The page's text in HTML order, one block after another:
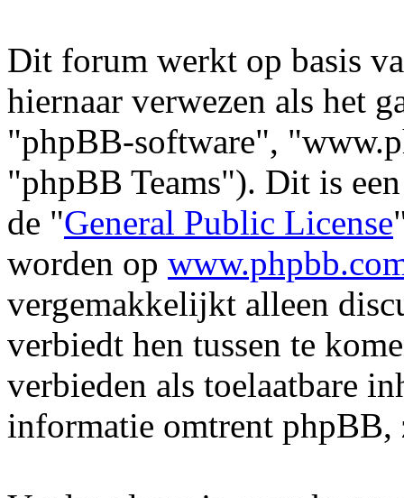
Dit forum werkt op basis
hiernaar verwezen als het
"phpBB-software",
"phpBB Teams"). Dit is
de "General Public License
worden op
vergemakkelijkt alleen
verbiedt hen tussen te
verbieden als toelaatbare
informatie omtrent